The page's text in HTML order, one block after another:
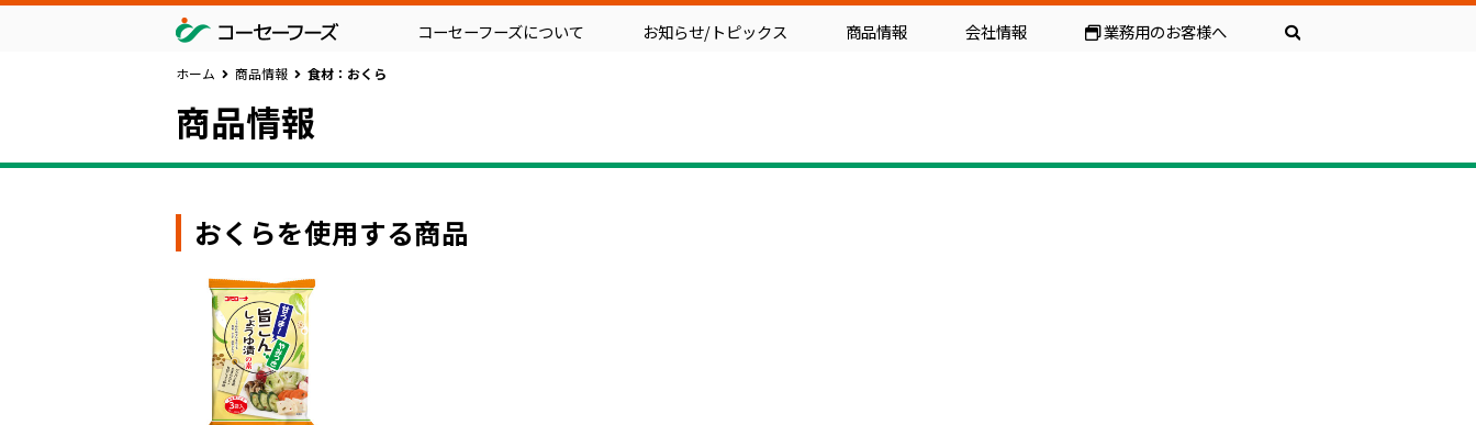
コーセーフーズについて お知らせ/トピックス 商品情報 会社情報 業務用のお客様へ
ホーム 商品情報 食材：おくら
商品情報
おくらを使用する商品